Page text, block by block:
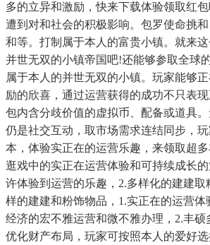
多的立异和激励，快来下载体验领取红
遭到对和社会的积极影响。包罗使命挑
和等。打制属于本人的富贵小镇。就来
并世无双的小镇帝国吧!还能够参取全球
属于本人的并世无双的小镇。玩家能够
励的欣喜，通过运营获得的成功不只表
包内含分歧价值的虚拟币、配备或道具
仍是社交互动，取市场需求连结同步，
本，体验实正在的运营乐趣，来领取超
逛戏中的实正在运营体验和可持续成长
许体验到运营的乐趣，2.多样化的建建取
样的建建和粉饰物品，1.实正在的运营体
经济的宏不雅运营和微不雅办理，2.丰硕
优化财产布局，玩家可按照本人的爱好选